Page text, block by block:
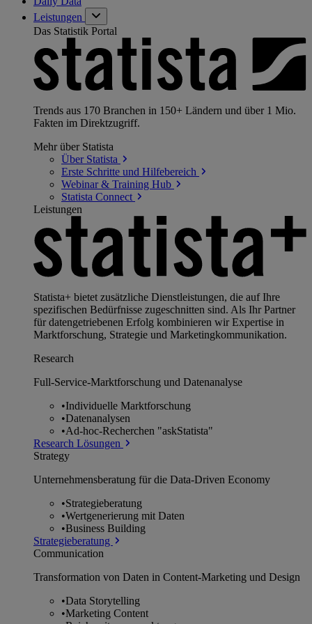
Leistungen
Das Statistik Portal
Trends aus 170 Branchen in 150+ Ländern und über 1 Mio.
Fakten im Direktzugriff.
Mehr über Statista
Über Statista
Erste Schritte und Hilfebereich
Webinar & Training Hub
Statista Connect
Leistungen
Statista+ bietet zusätzliche Dienstleistungen, die auf Ihre
spezifischen Bedürfnisse zugeschnitten sind. Als Ihr Partner
für datengetriebenen Erfolg kombinieren wir Expertise in
Marktforschung, Strategie und Marketingkommunikation.
Research
Full-Service-Marktforschung und Datenanalyse
•Individuelle Marktforschung
•Datenanalysen
•Ad-hoc-Recherchen "askStatista"
Research Lösungen
Strategy
Unternehmens­beratung für die Data-Driven Economy
•Strategieberatung
•Wertgenerierung mit Daten
•Business Building
Strategieberatung
Communication
Transformation von Daten in Content-Marketing und Design
•Data Storytelling
•Marketing Content